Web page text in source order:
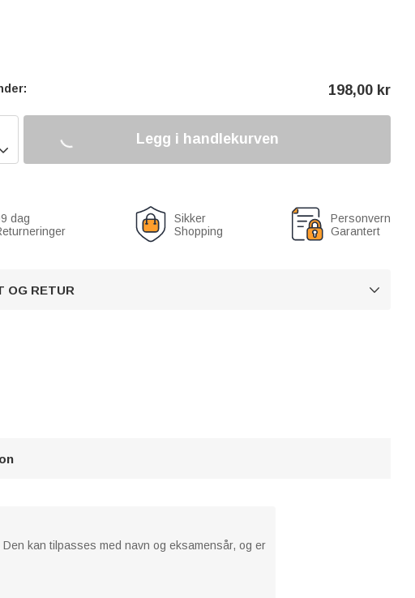
198,00 kr
Legg i handlekurven
dag
Sikker
Shopping
Personvern
Garantert
OG RETUR 
kan tilpasses med navn og eksamensår, og er